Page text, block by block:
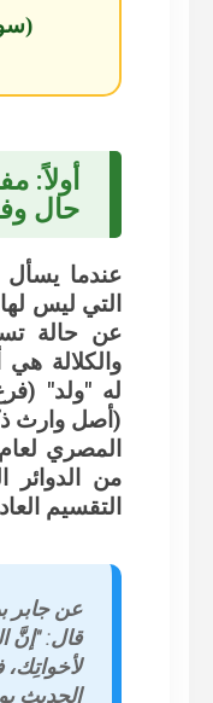
أولاً:
حال
عندما يسأل
التي ليس لها
عن حالة
والكلالة
له "ولد"
(أصل وارث
من الدوائر
التقسيم العادل.
عن جابر بن
قال: "إنَّ
لأخواتِك،
الحديث